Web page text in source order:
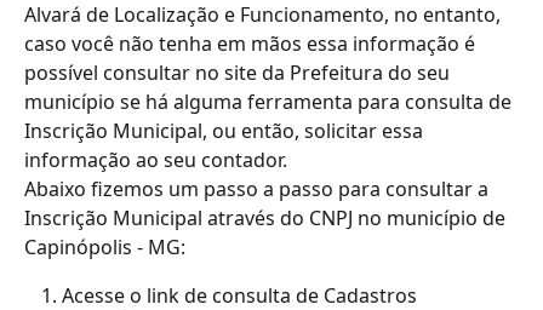
Alvará de Localização e Funcionamento, no entanto,
caso você não tenha em mãos essa informação é
possível consultar no site da Prefeitura do seu
município se há alguma ferramenta para consulta de
Inscrição Municipal, ou então, solicitar essa
informação ao seu contador.
Abaixo fizemos um passo a passo para consultar a
Inscrição Municipal através do CNPJ no município de
Capinópolis - MG:
Acesse o link de consulta de Cadastros